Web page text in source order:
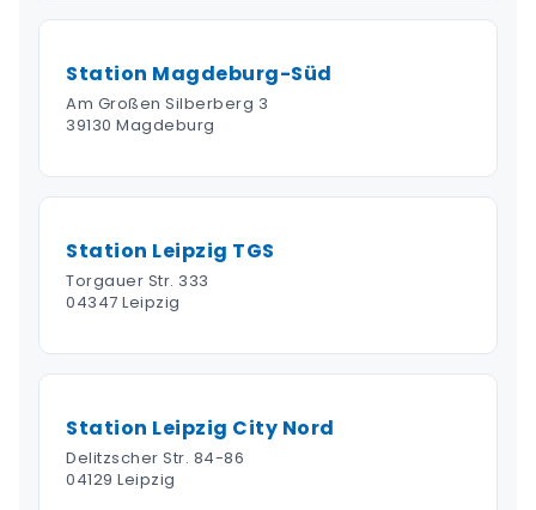
Station Magdeburg-Süd
Am Großen Silberberg 3
39130 Magdeburg
Station Leipzig TGS
Torgauer Str. 333
04347 Leipzig
Station Leipzig City Nord
Delitzscher Str. 84-86
04129 Leipzig